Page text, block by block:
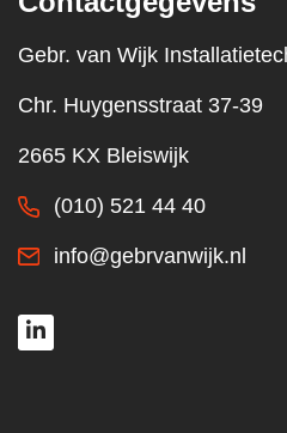
Gebr. van Wijk
Chr. Huygensstraat 37-39
2665 KX Bleiswijk
(010) 521 44 40
info@gebrvanwijk.nl